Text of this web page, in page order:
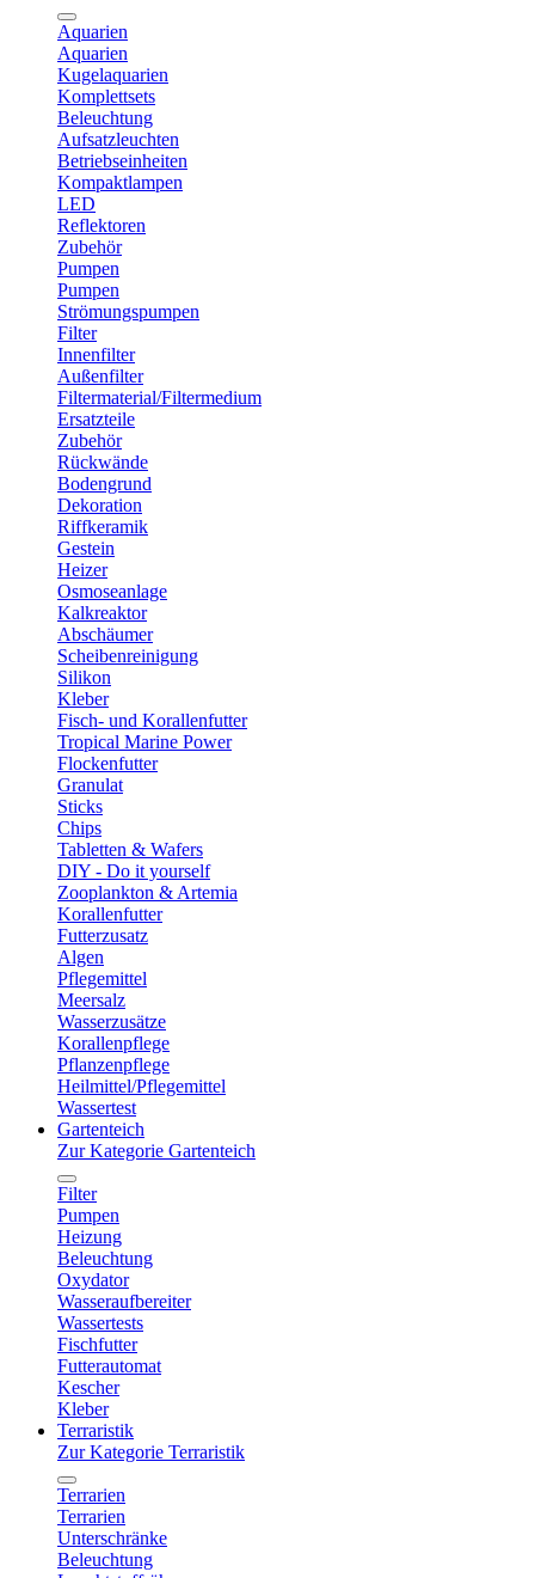
Aquarien
Aquarien
Kugelaquarien
Komplettsets
Beleuchtung
Aufsatzleuchten
Betriebseinheiten
Kompaktlampen
LED
Reflektoren
Zubehör
Pumpen
Pumpen
Strömungspumpen
Filter
Innenfilter
Außenfilter
Filtermaterial/Filtermedium
Ersatzteile
Zubehör
Rückwände
Bodengrund
Dekoration
Riffkeramik
Gestein
Heizer
Osmoseanlage
Kalkreaktor
Abschäumer
Scheibenreinigung
Silikon
Kleber
Fisch- und Korallenfutter
Tropical Marine Power
Flockenfutter
Granulat
Sticks
Chips
Tabletten & Wafers
DIY - Do it yourself
Zooplankton & Artemia
Korallenfutter
Futterzusatz
Algen
Pflegemittel
Meersalz
Wasserzusätze
Korallenpflege
Pflanzenpflege
Heilmittel/Pflegemittel
Wassertest
Gartenteich
Zur Kategorie Gartenteich
Filter
Pumpen
Heizung
Beleuchtung
Oxydator
Wasseraufbereiter
Wassertests
Fischfutter
Futterautomat
Kescher
Kleber
Terraristik
Zur Kategorie Terraristik
Terrarien
Terrarien
Unterschränke
Beleuchtung